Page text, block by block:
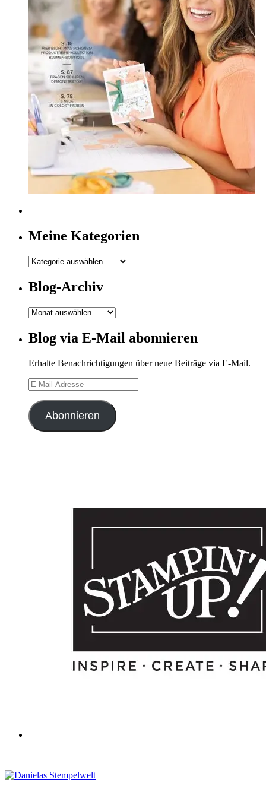
Meine Kategorien
Meine
Blog-Archiv
Blog-
Blog via E-Mail abonnieren
Erhalte Benachrichtigungen über neue Beiträge via E-Mail.
E-
Mail-
Adresse
Abonnieren